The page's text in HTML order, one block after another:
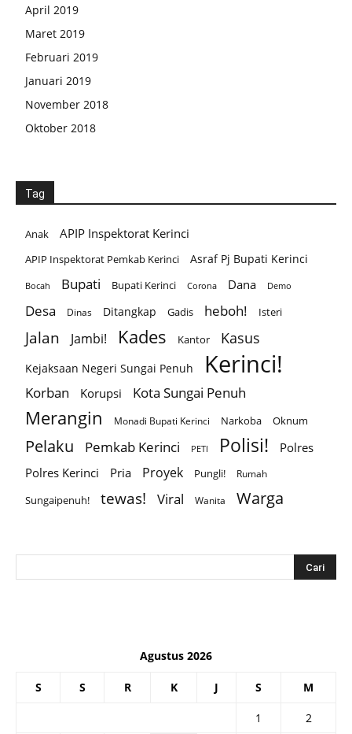
April 2019
Maret 2019
Februari 2019
Januari 2019
November 2018
Oktober 2018
Tag
Anak APIP Inspektorat Kerinci
APIP Inspektorat Pemkab Kerinci Asraf Pj Bupati Kerinci
Bocah Bupati Bupati Kerinci Corona Dana Demo
Desa Dinas Ditangkap Gadis heboh! Isteri
Jalan Jambi! Kades Kantor Kasus
Kejaksaan Negeri Sungai Penuh Kerinci!
Korban Korupsi Kota Sungai Penuh
Merangin Monadi Bupati Kerinci Narkoba Oknum
Pelaku Pemkab Kerinci PETI Polisi!
Polres
Polres Kerinci
Pria Proyek Pungli! Rumah
Sungaipenuh! tewas! Viral Wanita Warga
Agustus 2026
S S R K J S M
1
2